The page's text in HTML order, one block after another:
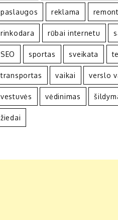
paslaugos reklama
rinkodara rūbai internetu
SEO sportas sveikata
transportas vaikai verslo
vestuvės vėdinimas
žiedai